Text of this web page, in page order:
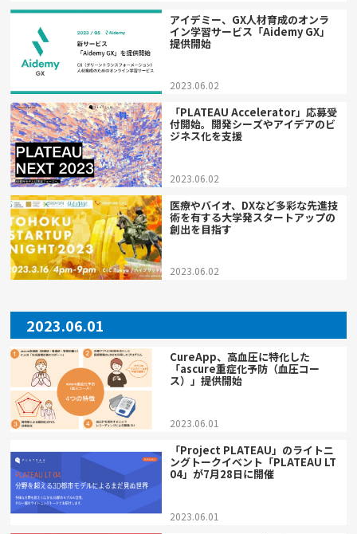
アイデミー、GX人材育成のオンラ
イン学習サービス「Aidemy GX」
提供開始
2023.06.02
「PLATEAU Accelerator」応募受
付開始。開発シーズやアイデアのビ
ジネス化を支援
2023.06.02
医療やバイオ、DXなど多彩な先進技
術を有する大学発スタートアップの
創出を目指す
2023.06.02
2023.06.01
CureApp、高血圧に特化した
「ascure重症化予防（血圧コー
ス）」提供開始
2023.06.01
「Project PLATEAU」のライトニ
ングトークイベント「PLATEAU LT
04」が7月28日に開催
2023.06.01